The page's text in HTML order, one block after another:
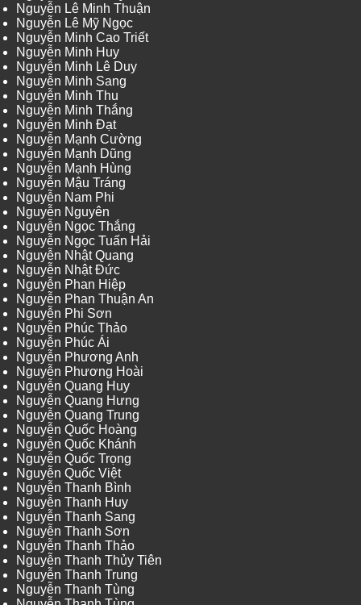
Nguyễn Lê Minh Thuận
Nguyễn Lê Mỹ Ngọc
Nguyễn Minh Cao Triết
Nguyễn Minh Huy
Nguyễn Minh Lê Duy
Nguyễn Minh Sang
Nguyễn Minh Thu
Nguyễn Minh Thắng
Nguyễn Minh Đạt
Nguyễn Mạnh Cường
Nguyễn Mạnh Dũng
Nguyễn Mạnh Hùng
Nguyễn Mậu Tráng
Nguyễn Nam Phi
Nguyễn Nguyên
Nguyễn Ngọc Thắng
Nguyễn Ngọc Tuấn Hải
Nguyễn Nhật Quang
Nguyễn Nhật Đức
Nguyễn Phan Hiệp
Nguyễn Phan Thuận An
Nguyễn Phi Sơn
Nguyễn Phúc Thảo
Nguyễn Phúc Ái
Nguyễn Phương Anh
Nguyễn Phương Hoài
Nguyễn Quang Huy
Nguyễn Quang Hưng
Nguyễn Quang Trung
Nguyễn Quốc Hoàng
Nguyễn Quốc Khánh
Nguyễn Quốc Trọng
Nguyễn Quốc Việt
Nguyễn Thanh Bình
Nguyễn Thanh Huy
Nguyễn Thanh Sang
Nguyễn Thanh Sơn
Nguyễn Thanh Thảo
Nguyễn Thanh Thủy Tiên
Nguyễn Thanh Trung
Nguyễn Thanh Tùng